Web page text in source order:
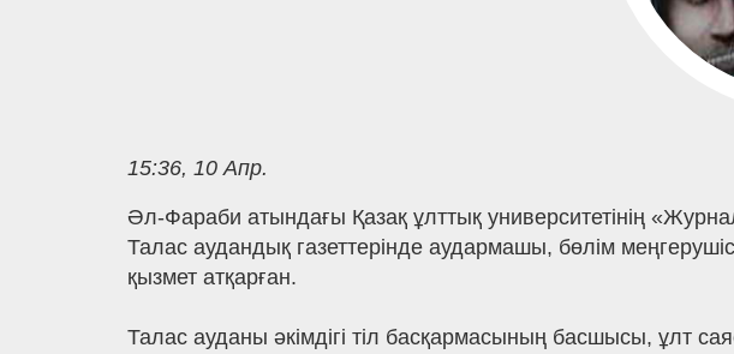
15:36, 10 Апр.
Әл-Фараби атындағы Қазақ ұлттық университетінің
Талас аудандық газеттерінде аудармашы, бөлім
қызмет атқарған.
Талас ауданы әкімдігі тіл басқармасының басшысы, ұлт